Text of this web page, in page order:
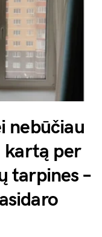
nebūčiau
kartą per
tarpines –